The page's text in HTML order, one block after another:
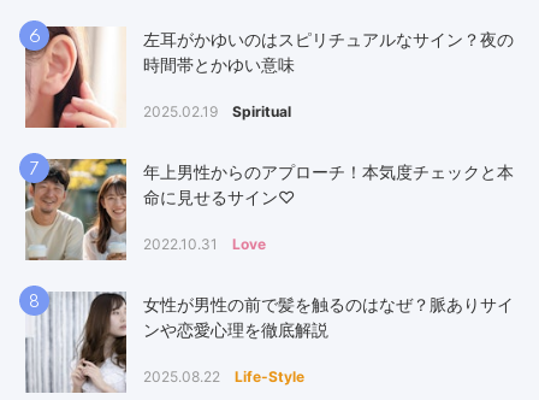
6
左耳がかゆいのはスピリチュアルなサイン？夜の
時間帯とかゆい意味
2025.02.19 Spiritual
7
年上男性からのアプローチ！本気度チェックと本
命に見せるサイン♡
2022.10.31 Love
8
女性が男性の前で髪を触るのはなぜ？脈ありサイ
ンや恋愛心理を徹底解説
2025.08.22 Life-Style